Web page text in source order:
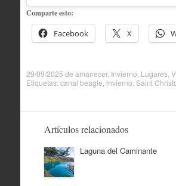
Comparte esto:
Facebook X
29/09/2025 de amanecer, Invierno Lugares,
Etiquetas:canal beagle invierno Saint
Artículos relacionados
Laguna del Caminante